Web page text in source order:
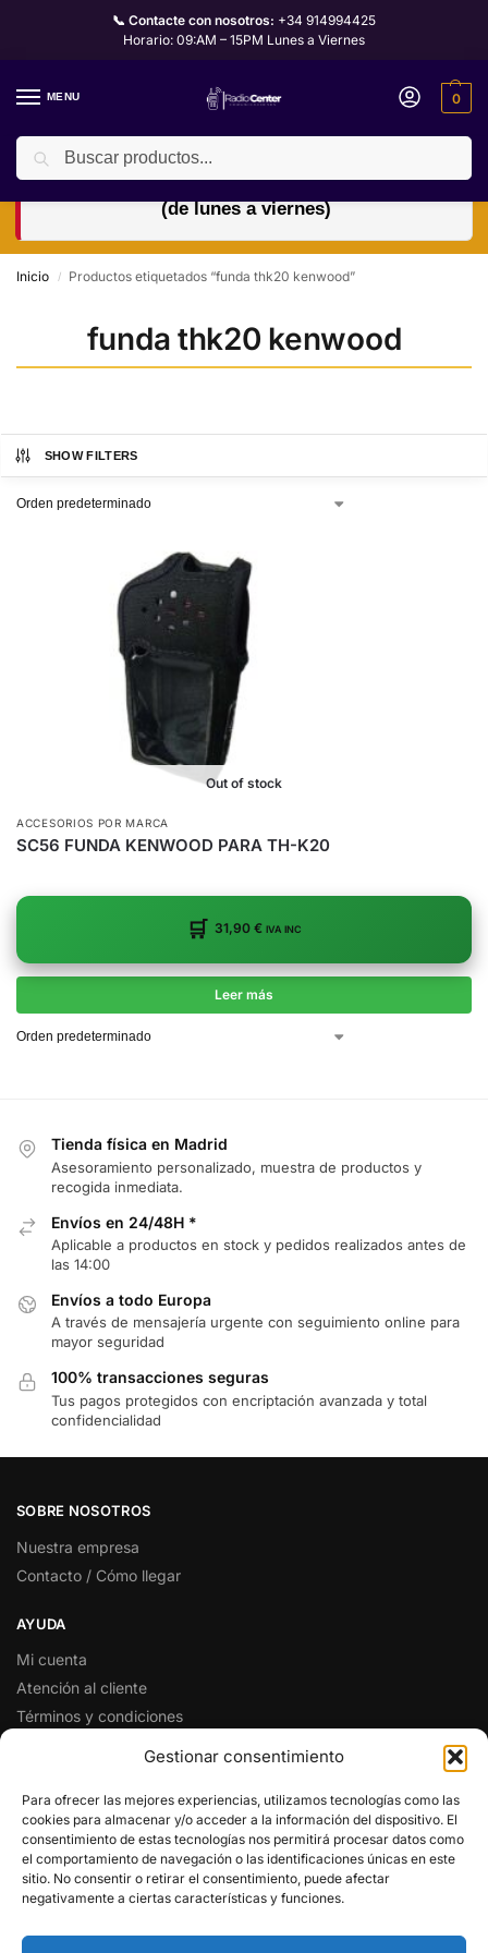
Gestionar consentimiento
Para ofrecer las mejores experiencias, utilizamos tecnologías como las
cookies para almacenar y/o acceder a la información del dispositivo. El
consentimiento de estas tecnologías nos permitirá procesar datos como
el comportamiento de navegación o las identificaciones únicas en este
sitio. No consentir o retirar el consentimiento, puede afectar
negativamente a ciertas características y funciones.
📞 Contacte con nosotros: +34 914994425
Horario: 09:AM – 15PM Lunes a Viernes
MENU 0
🏖️ Horario de verano: abierto de 9:00 a 15:00 h
(de lunes a viernes)
Inicio / Productos etiquetados “funda thk20 kenwood”
funda thk20 kenwood
SHOW FILTERS
Out of stock
ACCESORIOS POR MARCA
SC56 FUNDA KENWOOD PARA TH-K20
31,90 € IVA INC
Leer más
Tienda física en Madrid
Asesoramiento personalizado, muestra de productos y
recogida inmediata.
Envíos en 24/48H *
Aplicable a productos en stock y pedidos realizados antes de
las 14:00
Envíos a todo Europa
A través de mensajería urgente con seguimiento online para
mayor seguridad
100% transacciones seguras
Tus pagos protegidos con encriptación avanzada y total
confidencialidad
SOBRE NOSOTROS
Nuestra empresa
Contacto / Cómo llegar
AYUDA
Mi cuenta
Atención al cliente
Términos y condiciones
SÍGUENOS EN REDES SOCIALES
Facebook
Twitter
Instagram
Youtube